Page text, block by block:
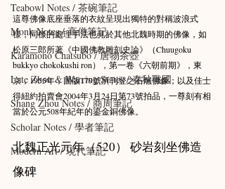
Teabowl Notes / 茶碗筆記
Monk Notes / 高僧筆記
Karamono Chatsubo / 唐物茶壺
Late Zhou & Warring States / 春秋戰國
Shang Zhou Notes / 商周筆記
Scholar Notes / 學者筆記
Modern Art / 現代筆記
這尊佛像底座垂落的衣紋呈現出獨特的對稱波浪式
樣，同樣的處理手法也見於其他北魏時期的佛像，如
松原三郎所著《中國佛教雕刻史論》（Chuugoku
bukkyo chokokushi ron），第一卷《六朝前期》，東
京，1955年，圖版179號所刊登之石雕佛像；以及佳士
得紐約拍賣會2004年3月24日第73號拍品，一尊刻有相
當於公元508年紀年的鎏金銅佛像。
北魏正光元年（520） 砂岩刻坐佛造
像碑